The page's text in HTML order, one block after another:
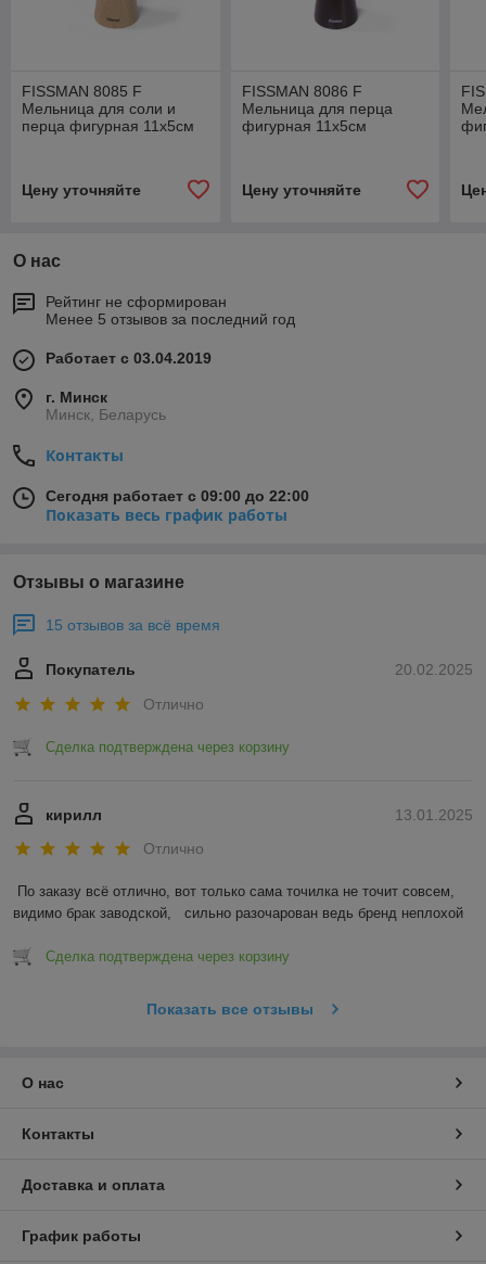
FISSMAN 8085 F
Мельница для соли и
перца фигурная 11x5см
Цену уточняйте
FISSMAN 8086 F
Мельница для перца
фигурная 11x5см
Цену уточняйте
О нас
Рейтинг не сформирован
Менее 5 отзывов за последний год
Работает с 03.04.2019
г. Минск
Минск, Беларусь
Контакты
Сегодня работает с 09:00 до 22:00
Показать весь график работы
Отзывы о магазине
15 отзывов за всё время
20.02.2025
Покупатель
Отлично
Сделка подтверждена через корзину
13.01.2025
кирилл
Отлично
По заказу всё отлично, вот только сама точилка не точит совсем,
видимо брак заводской,   сильно разочарован ведь бренд неплохой
Сделка подтверждена через корзину
Показать все отзывы
О нас
Контакты
Доставка и оплата
График работы